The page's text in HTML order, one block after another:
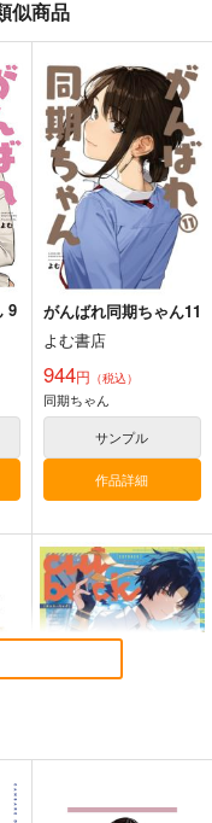
4
≪C108作品セット
≫B2タペストリー
【サークル：アニマル
マシーン】
アニマルマシーン
専売 2,750円（税込）
オリジナル
サンプル
カート
まぐ太ノート16冊
目 The Bunny's Tail 2
1,430
カート
似商品
9
がんばれ同期ちゃん11
よむ書店
944円 （税込）
同期ちゃん
サンプル
作品詳細
cut back